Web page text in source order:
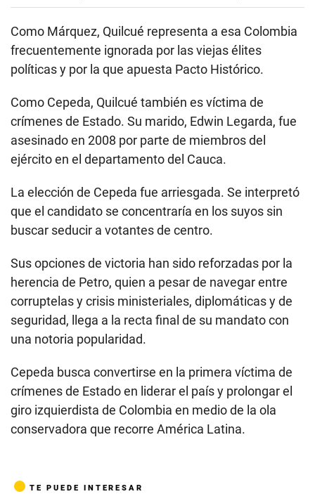
Como Márquez, Quilcué representa a esa Colombia
frecuentemente ignorada por las viejas élites
políticas y por la que apuesta Pacto Histórico.
Como Cepeda, Quilcué también es víctima de
crímenes de Estado. Su marido, Edwin Legarda, fue
asesinado en 2008 por parte de miembros del
ejército en el departamento del Cauca.
La elección de Cepeda fue arriesgada. Se interpretó
que el candidato se concentraría en los suyos sin
buscar seducir a votantes de centro.
Sus opciones de victoria han sido reforzadas por la
herencia de Petro, quien a pesar de navegar entre
corruptelas y crisis ministeriales, diplomáticas y de
seguridad, llega a la recta final de su mandato con
una notoria popularidad.
Cepeda busca convertirse en la primera víctima de
crímenes de Estado en liderar el país y prolongar el
giro izquierdista de Colombia en medio de la ola
conservadora que recorre América Latina.
TE PUEDE INTERESAR